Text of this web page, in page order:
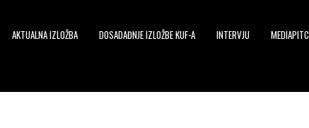
AKTUALNA IZLOŽBA DOSADAĐNJE IZLOŽBE KUF-A INTERVJU